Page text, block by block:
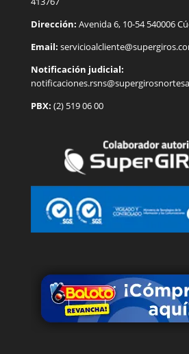
Dirección: Avenida 6, 10-54 540006
Email: servicioalcliente@supergiros.
Notificación judicial:
PBX: (2) 519 06 00